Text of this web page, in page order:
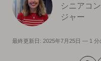
シニアコ
ジャー
最終更新日: 2025年7月25日 — 1 分